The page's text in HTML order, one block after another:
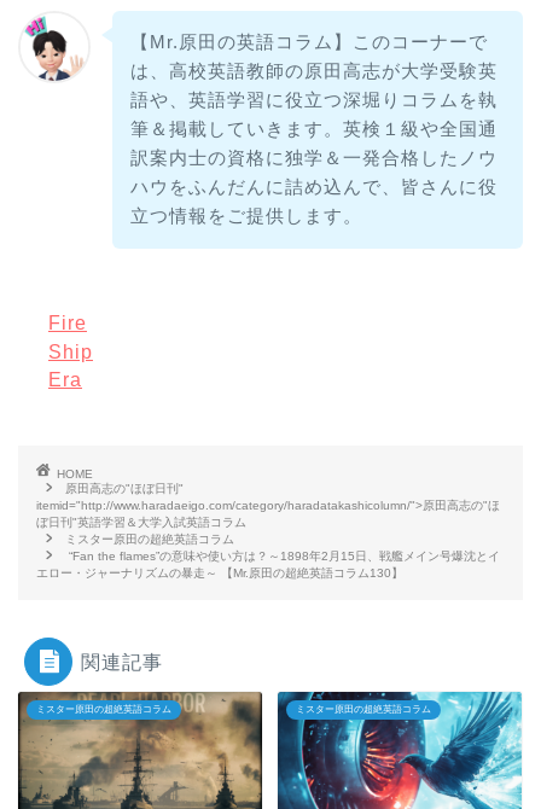
【Mr.原田の英語コラム】このコーナーで
は、高校英語教師の原田高志が大学受験英
語や、英語学習に役立つ深堀りコラムを執
筆＆掲載していきます。英検１級や全国通
訳案内士の資格に独学＆一発合格したノウ
ハウをふんだんに詰め込んで、皆さんに役
立つ情報をご提供します。
Fire
Ship
Era
HOME
原田高志の"ほぼ日刊"
itemid="http://www.haradaeigo.com/category/haradatakashicolumn/">原田高志の"ほ
ぼ日刊"英語学習＆大学入試英語コラム
ミスター原田の超絶英語コラム
“Fan the flames”の意味や使い方は？～1898年2月15日、戦艦メイン号爆沈とイ
エロー・ジャーナリズムの暴走～ 【Mr.原田の超絶英語コラム130】
関連記事
ミスター原田の超絶英語コラム ミスター原田の超絶英語コラム